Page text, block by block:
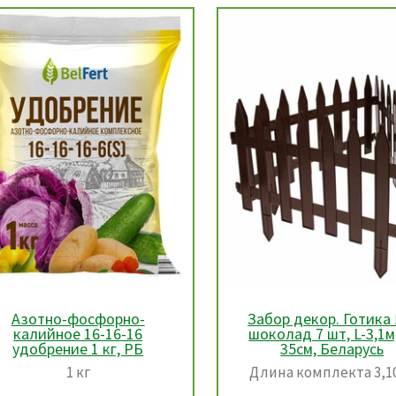
Забор декор. Готика №3
шоколад 7 шт, L-3,1м, h-
35см, Беларусь
Длина комплекта 3,10 м.
Азотно-
калийное 16-16-16
удобрение 1 кг,
1 кг